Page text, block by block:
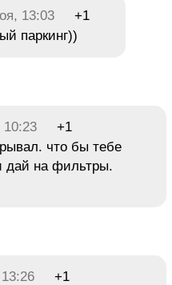
13:03
+1
паркинг))
10:23
+1
что бы тебе
дай на фильтры.
+1